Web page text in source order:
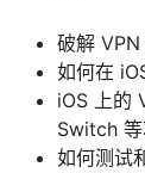
破解
如何在
iOS 上的
Switch 等
如何测试